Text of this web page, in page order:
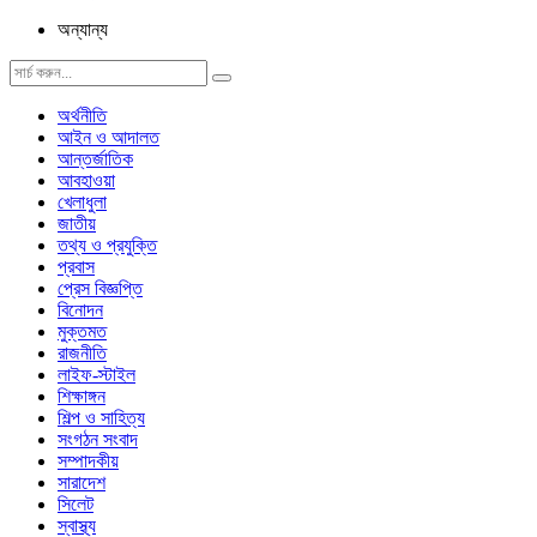
অন্যান্য
অর্থনীতি
আইন ও আদালত
আন্তর্জাতিক
আবহাওয়া
খেলাধুলা
জাতীয়
তথ্য ও প্রযুক্তি
প্রবাস
প্রেস বিজ্ঞপ্তি
বিনোদন
মুক্তমত
রাজনীতি
লাইফ-স্টাইল
শিক্ষাঙ্গন
শিল্প ও সাহিত্য
সংগঠন সংবাদ
সম্পাদকীয়
সারাদেশ
সিলেট
স্বাস্থ্য